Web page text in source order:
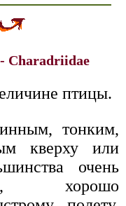
Charadriidae
птицы.
тонким,
кверху или
очень
хорошо